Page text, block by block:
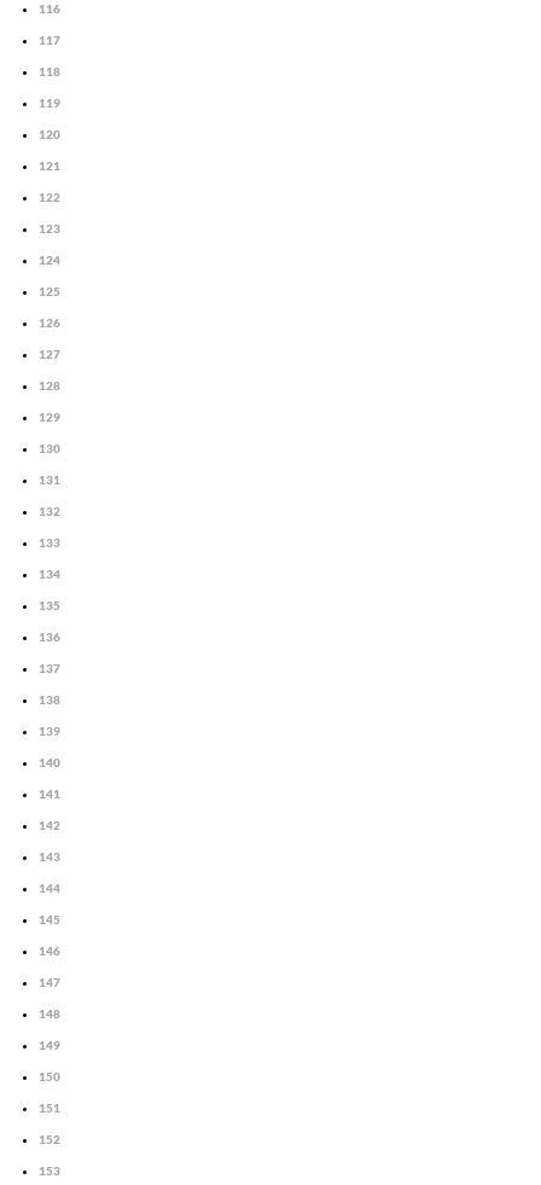
116
117
118
119
120
121
122
123
124
125
126
127
128
129
130
131
132
133
134
135
136
137
138
139
140
141
142
143
144
145
146
147
148
149
150
151
152
153